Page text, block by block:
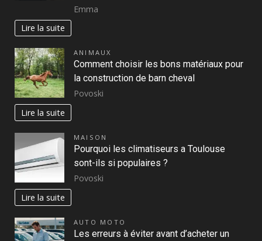
Emma
Lire la suite
ANIMAUX
Comment choisir les bons matériaux pour
la construction de barn cheval
Povoski
Lire la suite
MAISON
Pourquoi les climatiseurs a Toulouse
sont-ils si populaires ?
Povoski
Lire la suite
AUTO MOTO
Les erreurs à éviter avant d’acheter un